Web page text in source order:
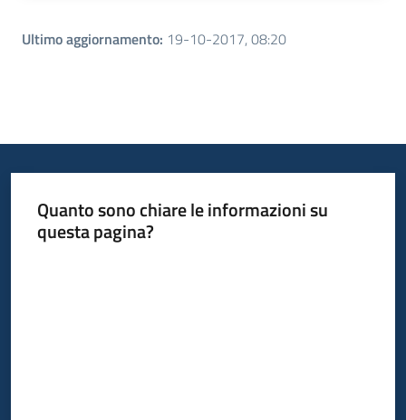
Ultimo aggiornamento: 19-10-2017, 08:20
Quanto sono chiare le informazioni su
questa pagina?